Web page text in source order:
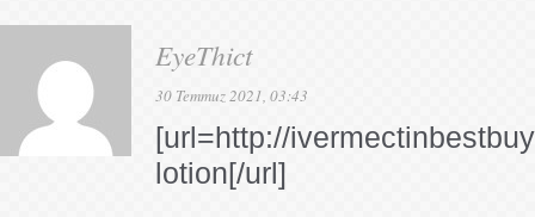
EyeThict
30 Temmuz 2021, 03:43
[url=http://
lotion[/url]